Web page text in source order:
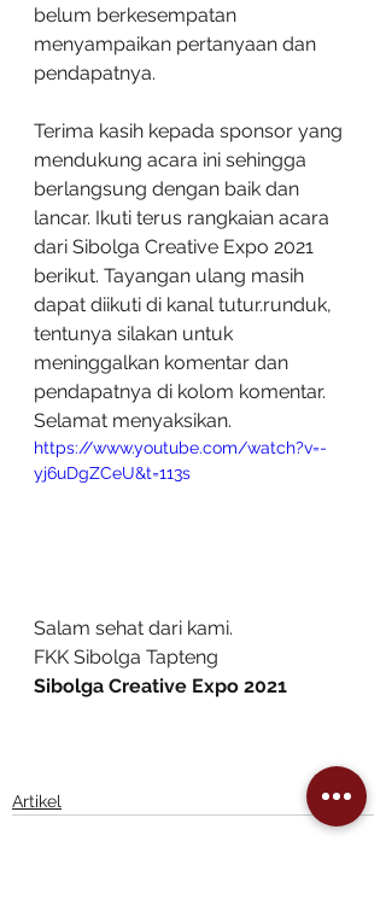
belum berkesempatan
menyampaikan pertanyaan dan
pendapatnya.
Terima kasih kepada sponsor yang
mendukung acara ini sehingga
berlangsung dengan baik dan
lancar. Ikuti terus rangkaian acara
dari Sibolga Creative Expo 2021
berikut. Tayangan ulang masih
dapat diikuti di kanal tutur.runduk,
tentunya silakan untuk
meninggalkan komentar dan
pendapatnya di kolom komentar.
Selamat menyaksikan.
https://www.youtube.com/watch?v=-
yj6uDgZCeU&t=113s
Salam sehat dari kami.
FKK Sibolga Tapteng
Sibolga Creative Expo 2021
Artikel